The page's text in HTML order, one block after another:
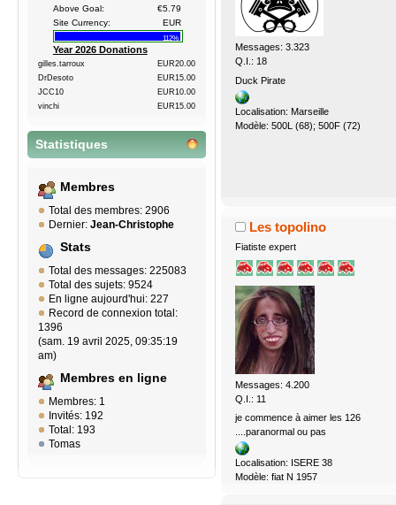
Above Goal:
€5.79
Site Currency:
EUR
112%
Year 2026 Donations
gilles.tarroux
EUR20.00
DrDesoto
EUR15.00
JCC10
EUR10.00
vinchi
EUR15.00
Statistiques
Membres
Total des membres: 2906
Dernier: Jean-Christophe
Stats
Total des messages: 225083
Total des sujets: 9524
En ligne aujourd'hui: 227
Record de connexion total:
1396
(sam. 19 avril 2025, 09:35:19
am)
Membres en ligne
Membres: 1
Invités: 192
Total: 193
Tomas
Messages: 3.323
Q.I.: 18
Duck Pirate
Localisation: Marseille
Modèle: 500L (68); 500F (72)
Les topolino
Fiatiste expert
Messages: 4.200
Q.I.: 11
je commence à aimer les 126
....paranormal ou pas
Localisation: ISERE 38
Modèle: fiat N 1957